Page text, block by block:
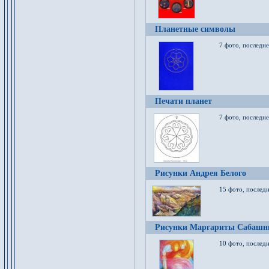
Планетные символы
7 фото,
Печати планет
7 фото,
Рисунки Андрея Белого
15 фото,
Рисунки Маргариты
10 фото,